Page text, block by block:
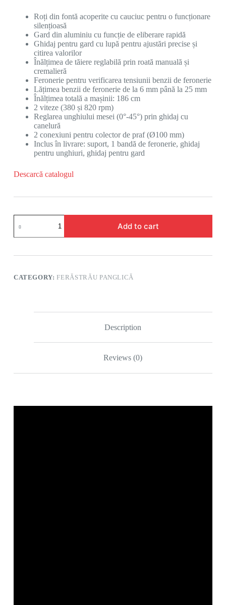
Roți din fontă acoperite cu cauciuc pentru o funcționare
silențioasă
Gard din aluminiu cu funcție de eliberare rapidă
Ghidaj pentru gard cu lupă pentru ajustări precise și
citirea valorilor
Înălțimea de tăiere reglabilă prin roată manuală și
cremalieră
Feronerie pentru verificarea tensiunii benzii de feronerie
Lățimea benzii de feronerie de la 6 mm până la 25 mm
Înălțimea totală a mașinii: 186 cm
2 viteze (380 și 820 rpm)
Reglarea unghiului mesei (0°-45°) prin ghidaj cu
canelură
2 conexiuni pentru colector de praf (Ø100 mm)
Inclus în livrare: suport, 1 bandă de feronerie, ghidaj
pentru unghiuri, ghidaj pentru gard
Descarcă catalogul
Add to cart
CATEGORY:FERĂSTRĂU PANGLICĂ
Description
Reviews (0)